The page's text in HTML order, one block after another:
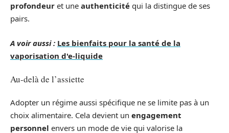
profondeur et une authenticité qui la distingue de ses
pairs.
A voir aussi : Les bienfaits pour la santé de la
vaporisation d'e-liquide
Au-delà de l’assiette
Adopter un régime aussi spécifique ne se limite pas à un
choix alimentaire. Cela devient un engagement
personnel envers un mode de vie qui valorise la